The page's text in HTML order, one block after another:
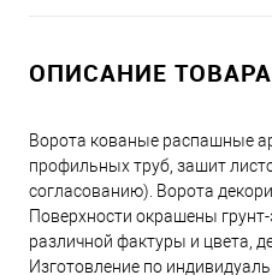
ОПИСАНИЕ ТОВАРА
Ворота кованые распашные
профильных труб, зашит
согласованию). Ворота
Поверхности окрашены
различной фактуры и цвета,
Изготовление по